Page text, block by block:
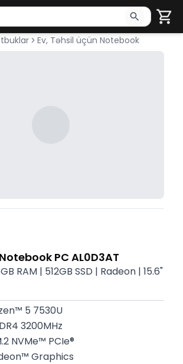
ən azı 2 simvol yazın. Göndərmək
Ev, Təhsil üçün Notebook
PC AL0D3AT
RAM | 512GB SSD | Radeon | 15.6"
5 7530U
3200MHz
NVMe™ PCIe®
Graphics